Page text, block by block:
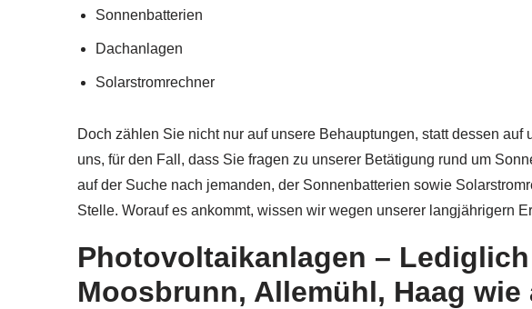
Sonnenbatterien
Dachanlagen
Solarstromrechner
Doch zählen Sie nicht nur auf unsere Behauptungen, statt dessen
uns, für den Fall, dass Sie fragen zu unserer Betätigung rund um
auf der Suche nach jemanden, der Sonnenbatterien sowie
Stelle. Worauf es ankommt, wissen wir wegen unserer langjährigern
Photovoltaikanlagen –
Moosbrunn, Allemühl, Haag